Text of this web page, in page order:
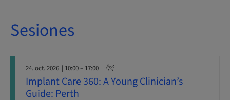
Sesiones
24. oct. 2026 | 10:00 – 17:00
Implant Care 360: A Young Clinician’s
Guide: Perth